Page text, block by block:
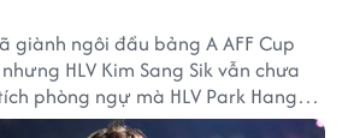
giành ngôi đầu bảng A AFF Cup
HLV Kim Sang Sik vẫn chưa
phòng ngự mà HLV Park Hang